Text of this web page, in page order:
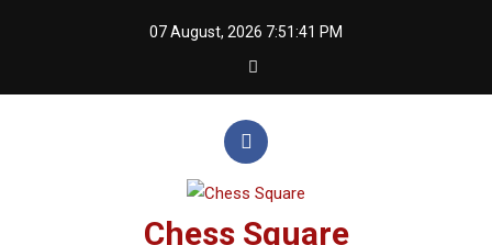
07 August, 2026 7:51:41 PM
Chess Square